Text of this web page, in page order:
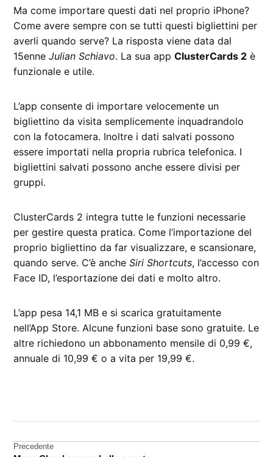
Ma come importare questi dati nel proprio iPhone?
Come avere sempre con se tutti questi bigliettini per
averli quando serve? La risposta viene data dal
15enneJulian Schiavo. La sua appClusterCards 2 è
funzionale e utile.
L’app consente di importare velocemente un
bigliettino da visita semplicemente inquadrandolo
con la fotocamera. Inoltre i dati salvati possono
essere importati nella propria rubrica telefonica. I
bigliettini salvati possono anche essere divisi per
gruppi.
ClusterCards 2 integra tutte le funzioni necessarie
per gestire questa pratica. Come l’importazione del
proprio bigliettino da far visualizzare, e scansionare,
quando serve. C’è ancheSiri Shortcuts, l’accesso con
Face ID, l’esportazione dei dati e molto altro.
L’app pesa 14,1 MB e si scarica gratuitamente
nell’App Store. Alcune funzioni base sono gratuite. Le
altre richiedono un abbonamento mensile di 0,99 €,
annuale di 10,99 € o a vita per 19,99 €.
Navigazione
Precedente